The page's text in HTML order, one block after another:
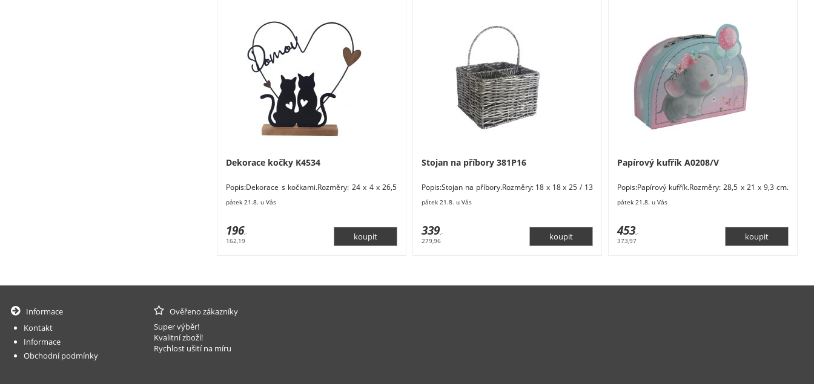
Dekorace kočky K4534
Popis:Dekorace s kočkami.Rozměry: 24 x 4 x 26,5
pátek 21.8. u Vás
196,-
162,19
Stojan na příbory 381P16
Popis:Stojan na příbory.Rozměry: 18 x 18 x 25 / 13
pátek 21.8. u Vás
339,-
279,96
Papírový kufřík A0208/V
Popis:Papírový kufřík.Rozměry: 28,5 x 21 x 9,3 cm.
pátek 21.8. u Vás
453,-
373,97
Informace
Kontakt
Informace
Obchodní podmínky
Ověřeno zákazníky
Super výběr!
Kvalitní zboží!
Rychlost ušití na míru